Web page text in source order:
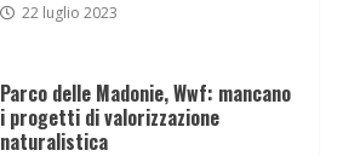
22 luglio 2023
Parco delle Madonie, Wwf: mancano
i progetti di valorizzazione
naturalistica